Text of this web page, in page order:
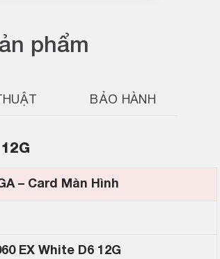
phẩm
BẢO HÀNH
– Card Màn Hình
EX White D6 12G